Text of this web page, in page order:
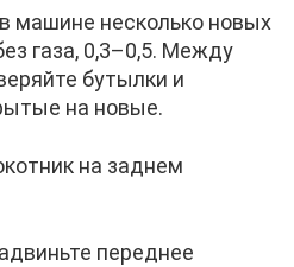
машине несколько новых
газа, 0,3–0,5. Между
бутылки и
на новые.
на заднем
переднее